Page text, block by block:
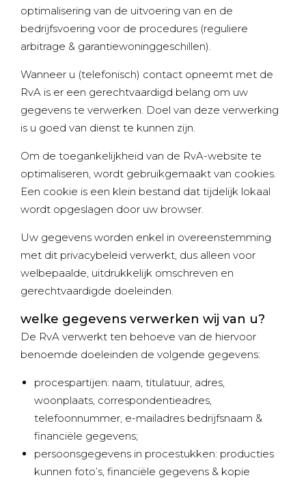
optimalisering van de uitvoering van en de
bedrijfsvoering voor de procedures (reguliere
arbitrage & garantiewoninggeschillen).
Wanneer u (telefonisch) contact opneemt met de
RvA is er een gerechtvaardigd belang om uw
gegevens te verwerken. Doel van deze verwerking
is u goed van dienst te kunnen zijn.
Om de toegankelijkheid van de RvA-website te
optimaliseren, wordt gebruikgemaakt van cookies.
Een cookie is een klein bestand dat tijdelijk lokaal
wordt opgeslagen door uw browser.
Uw gegevens worden enkel in overeenstemming
met dit privacybeleid verwerkt, dus alleen voor
welbepaalde, uitdrukkelijk omschreven en
gerechtvaardigde doeleinden.
welke gegevens verwerken wij van u?
De RvA verwerkt ten behoeve van de hiervoor
benoemde doeleinden de volgende gegevens:
procespartijen: naam, titulatuur, adres,
woonplaats, correspondentieadres,
telefoonnummer, e-mailadres bedrijfsnaam &
financiële gegevens;
persoonsgegevens in procestukken: producties
kunnen foto’s, financiële gegevens & kopie